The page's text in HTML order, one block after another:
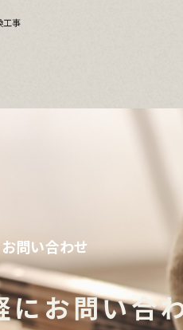
工事
お問い合わせ
にお問い合